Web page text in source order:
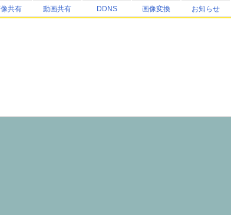
共有 動画共有 DDNS 画像変換 お知らせ